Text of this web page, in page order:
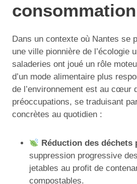
Dans un contexte où Nantes se
une ville pionnière de l’écologie
saladeries ont joué un rôle
d’un mode alimentaire plus
de l’environnement est au cœur
préoccupations, se traduisant
concrètes au quotidien :
Réduction des déchets
suppression progressive
jetables au profit de
compostables.